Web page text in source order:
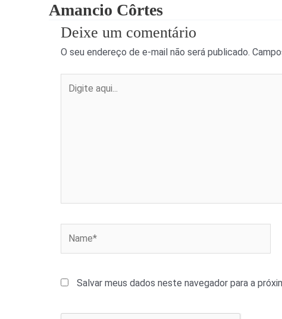
Amancio Côrtes
Deixe um comentário
O seu endereço de e-mail não será publicado.
aqui...
Salvar meus dados neste navegador para a